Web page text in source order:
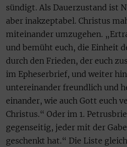
sündigt. Als Dauerzustand ist
aber inakzeptabel. Christus
miteinander umzugehen.
und bemüht euch, die Einheit
durch den Frieden, der euch
im Epheserbrief, und weiter
untereinander freundlich und
einander, wie auch Gott euch
Christus.“ Oder im 1.
gegenseitig, jeder mit der
geschenkt hat.“ Die Liste